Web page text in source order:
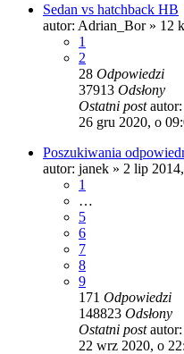
Sedan vs hatchback HB
autor: Adrian_Bor» 12
1
2
28 Odpowiedzi
37913 Odsłony
Ostatni postautor:
26 gru 2020, o
Poszukiwania
autor: janek » 2 lip
1
…
5
6
7
8
9
171 Odpowiedzi
148823 Odsłony
Ostatni postautor:
22 wrz 2020, o